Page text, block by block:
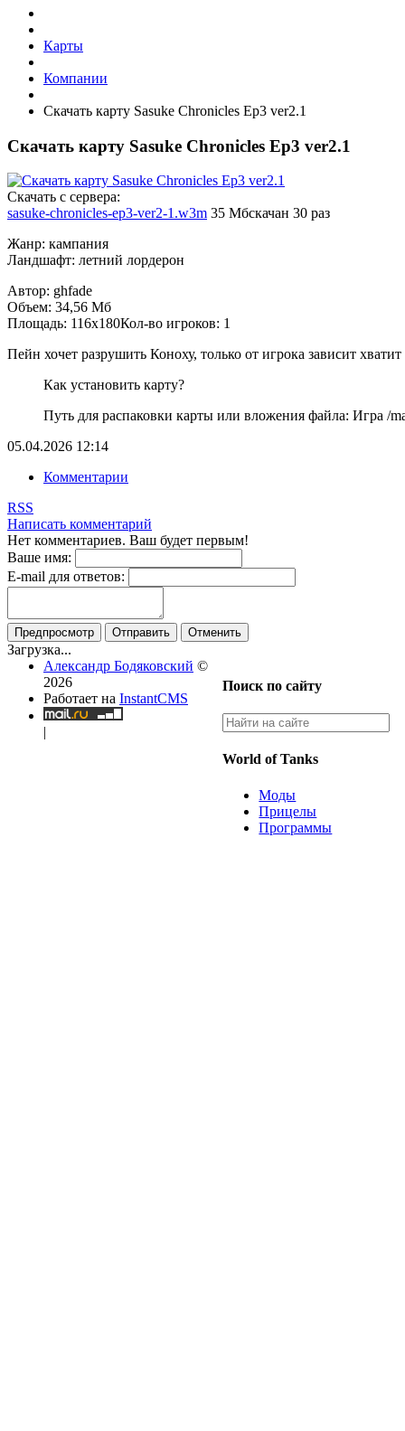
Карты
Компании
Скачать карту Sasuke Chronicles Ep3 ver2.1
Скачать карту Sasuke Chronicles Ep3 ver2.1
Cкачать с сервера:
sasuke-chronicles-ep3-ver2-1.w3m 35 Мбскачан 30 раз
Жанр: кампания
Ландшафт: летний лордерон
Автор: ghfade
Объем: 34,56 Мб
Площадь: 116x180Кол-во игроков: 1
Пейн хочет разрушить Коноху, только от игрока зависит
Как установить карту?
Путь для распаковки карты или вложения файла: Игра /
05.04.2026 12:14
Комментарии
RSS
Написать комментарий
Нет комментариев. Ваш будет первым!
Ваше имя:
E-mail для ответов:
Предпросмотр Отправить Отменить
Загрузка...
Поиск по сайту
World of Tanks
Моды
Прицелы
Программы
Александр Бодяковский ©
2026
Работает на InstantCMS
|